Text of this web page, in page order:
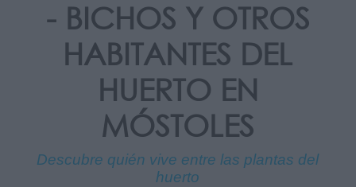
- BICHOS Y OTROS
HABITANTES DEL
HUERTO EN
MÓSTOLES
Descubre quién vive entre las plantas del
huerto